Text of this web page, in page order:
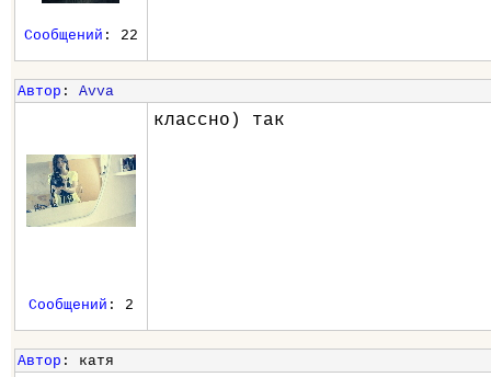
Сообщений : 22
Автор : Avva
классно) так
Сообщений : 2
Автор : катя